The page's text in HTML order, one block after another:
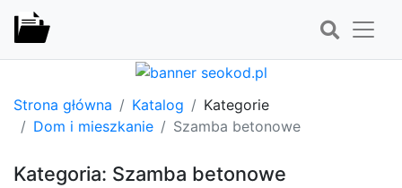
Strona główna Katalog
Kategorie
Dom i mieszkanie
Szamba betonowe
Kategoria: Szamba betonowe